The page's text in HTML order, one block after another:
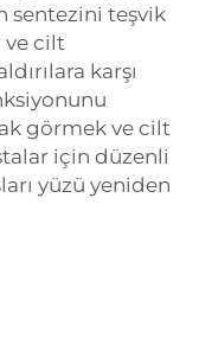
sentezini teşvik
ve cilt
karşı
görmek ve cilt
için düzenli
yüzü yeniden